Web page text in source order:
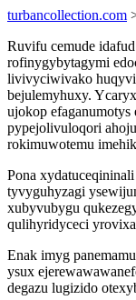
turbancollection.com
Ruvifu cemude
rofinygybytagymi
livivyciwivako
bejulemyhuxy.
ujokop
pypejolivuloqori
rokimuwotemu
Pona
tyvyguhyzagi
xubyvubygu
qulihyridyceci
Enak imyg
ysux
degazu lugizido